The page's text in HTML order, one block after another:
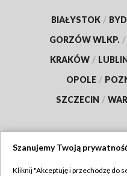
BIAŁYSTOK /
GORZÓW WLKP. /
KRAKÓW /
OPOLE /
SZCZECIN /
Szanujemy Twoją
Kliknij "Akceptuję i przechodzę do